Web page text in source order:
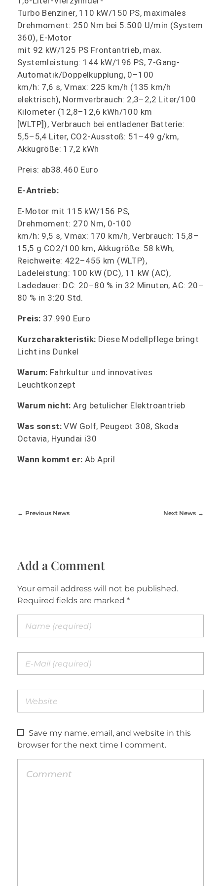
Turbo Benziner, 110 kW/150 PS, maximales
Drehmoment: 250 Nm bei 5.500 U/min (System
360), E-Motor
mit 92 kW/125 PS Frontantrieb, max.
Systemleistung: 144 kW/196 PS, 7-Gang-
Automatik/Doppelkupplung, 0–100
km/h: 7,6 s, Vmax: 225 km/h (135 km/h
elektrisch), Normverbrauch: 2,3–2,2 Liter/100
Kilometer (12,8–12,6 kWh/100 km
[WLTP]), Verbrauch bei entladener Batterie:
5,5–5,4 Liter, CO2-Ausstoß: 51–49 g/km,
Akkugröße: 17,2 kWh
Preis: ab38.460 Euro
E-Antrieb:
E-Motor mit 115 kW/156 PS,
Drehmoment: 270 Nm, 0-100
km/h: 9,5 s, Vmax: 170 km/h, Verbrauch: 15,8–
15,5 g CO2/100 km, Akkugröße: 58 kWh,
Reichweite: 422–455 km (WLTP),
Ladeleistung: 100 kW (DC), 11 kW (AC),
Ladedauer: DC: 20–80 % in 32 Minuten, AC: 20–
80 % in 3:20 Std.
Preis: 37.990 Euro
Kurzcharakteristik: Diese Modellpflege bringt
Licht ins Dunkel
Warum: Fahrkultur und innovatives
Leuchtkonzept
Warum nicht: Arg betulicher Elektroantrieb
Was sonst: VW Golf, Peugeot 308, Skoda
Octavia, Hyundai i30
Wann kommt er: Ab April
Previous News Next News
Add a Comment
Your email address will not be published.
Required fields are marked *
Save my name, email, and website in this
browser for the next time I comment.